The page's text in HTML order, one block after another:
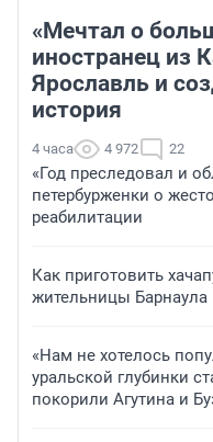
«Мечтал о
иностранец из
Ярославль и
история
4 часа 4 972 22
«Год преследовал и
петербурженки о
реабилитации
Как приготовить
жительницы Барнаула
«Нам не хотелось
уральской глубинки
покорили Агутина и